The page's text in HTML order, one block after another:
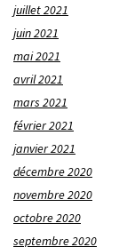
juillet 2021
juin 2021
mai 2021
avril 2021
mars 2021
février 2021
janvier 2021
décembre 2020
novembre 2020
octobre 2020
septembre 2020